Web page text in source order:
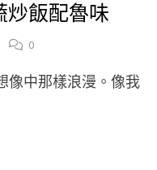
炒飯配魯味
0
像中那樣浪漫。像我